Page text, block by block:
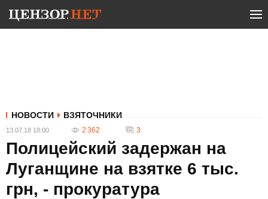
НОВОСТИ ВЗЯТОЧНИКИ
13.07.18 18:00 2 362 3
Полицейский задержан на
Луганщине на взятке 6 тыс.
грн, - прокуратура